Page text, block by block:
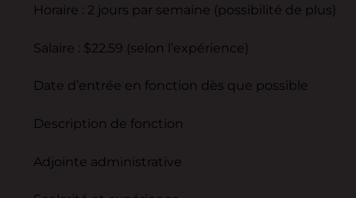
Horaire : 2 jours par semaine (possibilité de plus)
Salaire : $22.59 (selon l’expérience)
Date d’entrée en fonction dès que possible
Description de fonction
Adjointe administrative